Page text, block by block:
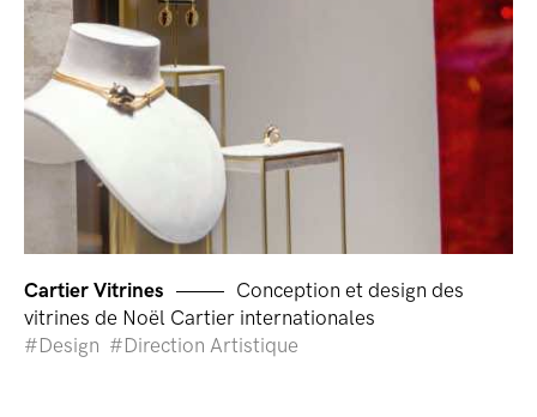
Cartier Vitrines
Conception et design des
vitrines de Noël Cartier internationales
Design
Direction Artistique